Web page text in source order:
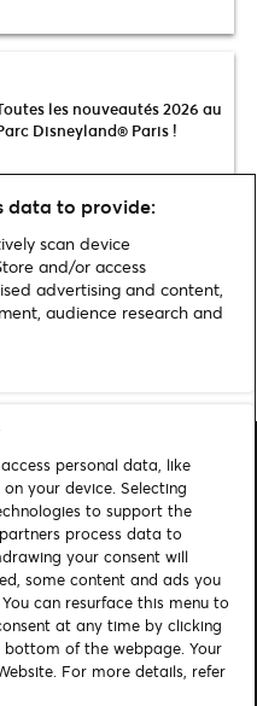
les nouveautés 2026 au
Disneyland® Paris !
& LOISIRS
data to provide:
scan device
and/or access
advertising and content,
audience research and
personal data, like
your device. Selecting
to support the
process data to
your consent will
some content and ads you
can resurface this menu to
at any time by clicking
of the webpage. Your
For more details, refer